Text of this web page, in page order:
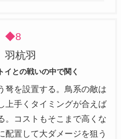
◆8
羽杭羽
イとの戦いの中で関く
弩を設置する。鳥系の敵は
上手くタイミングが合えば
。コストもそこまで高くな
配置して大ダメージを狙う